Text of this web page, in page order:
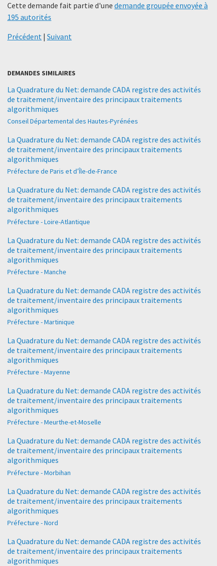
Cette demande fait partie d'une demande groupée envoyée à
195 autorités
Précédent | Suivant
DEMANDES SIMILAIRES
La Quadrature du Net: demande CADA registre des activités
de traitement/inventaire des principaux traitements
algorithmiques
Conseil Départemental des Hautes-Pyrénées
La Quadrature du Net: demande CADA registre des activités
de traitement/inventaire des principaux traitements
algorithmiques
Préfecture de Paris et d’Île-de-France
La Quadrature du Net: demande CADA registre des activités
de traitement/inventaire des principaux traitements
algorithmiques
Préfecture - Loire-Atlantique
La Quadrature du Net: demande CADA registre des activités
de traitement/inventaire des principaux traitements
algorithmiques
Préfecture - Manche
La Quadrature du Net: demande CADA registre des activités
de traitement/inventaire des principaux traitements
algorithmiques
Préfecture - Martinique
La Quadrature du Net: demande CADA registre des activités
de traitement/inventaire des principaux traitements
algorithmiques
Préfecture - Mayenne
La Quadrature du Net: demande CADA registre des activités
de traitement/inventaire des principaux traitements
algorithmiques
Préfecture - Meurthe-et-Moselle
La Quadrature du Net: demande CADA registre des activités
de traitement/inventaire des principaux traitements
algorithmiques
Préfecture - Morbihan
La Quadrature du Net: demande CADA registre des activités
de traitement/inventaire des principaux traitements
algorithmiques
Préfecture - Nord
La Quadrature du Net: demande CADA registre des activités
de traitement/inventaire des principaux traitements
algorithmiques